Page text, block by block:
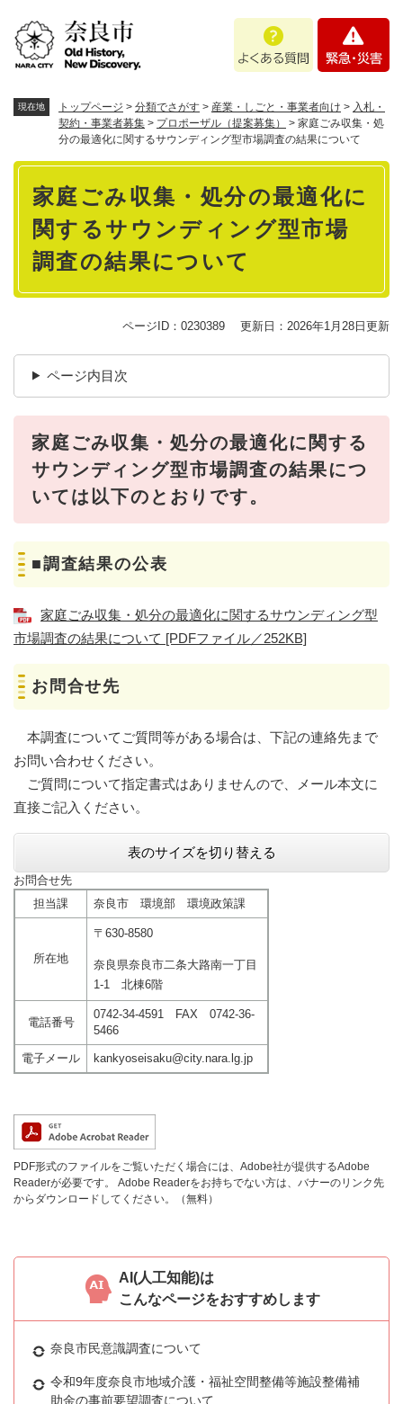
あ
問
・
現在地 トップページ > 分類でさがす > 産業・しごと・事業者向け > 入札・
契約・事業者募集 > プロポーザル（提案募集） > 家庭ごみ収集・処
分の最適化に関するサウンディング型市場調査の結果について
本
家庭ごみ収集・処分の最適化に
関するサウンディング型市場
調査の結果について
ページID：0230389 更新日：2026年1月28日更新
ページ内目次
家庭ごみ収集・処分の最適化に関する
サウンディング型市場調査の結果につ
いては以下のとおりです。
■調査結果の公表
家庭ごみ収集・処分の最適化に関するサウンディング型
市場調査の結果について [PDFファイル／252KB]
お問合せ先
本調査についてご質問等がある場合は、下記の連絡先まで
お問い合わせください。
ご質問について指定書式はありませんので、メール本文に
直接ご記入ください。
表のサイズを切り替える
お問合せ先
担当課
奈良市 環境部 環境政策課
所在地
〒630-8580
奈良県奈良市二条大路南一丁目
1-1 北棟6階
電話番号
0742-34-4591 FAX 0742-36-
5466
電子メール kankyoseisaku@city.nara.lg.jp
PDF形式のファイルをご覧いただく場合には、Adobe社が提供するAdobe
Readerが必要です。
Adobe Readerをお持ちでない方は、バナーのリンク先
からダウンロードしてください。（無料）
AI(人工知能)は
こんなページをおすすめします
奈良市民意識調査について
令和9年度奈良市地域介護・福祉空間整備等施設整備補
助金の事前要望調査について